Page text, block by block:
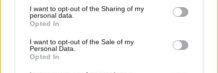
not limited to your visit or usage behaviour. You may click to
grant or deny consent to Google and its third-party tags to
use your data for below specified purposes in below Google
consent section.
I want to opt-out of the Sharing of my
personal data.
Opted In
I want to opt-out of the Sale of my
Personal Data.
Opted In
Film Sarah Jessica Parker Hollywoodi filmipar